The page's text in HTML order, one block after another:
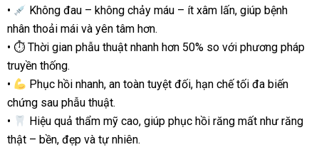
•
Không đau – không chảy máu – ít xâm lấn, giúp bệnh
nhân thoải mái và yên tâm hơn.
• ⏱ Thời gian phẫu thuật nhanh hơn 50% so với phương pháp
truyền thống.
•
Phục hồi nhanh, an toàn tuyệt đối, hạn chế tối đa biến
chứng sau phẫu thuật.
•
Hiệu quả thẩm mỹ cao, giúp phục hồi răng mất như răng
thật – bền, đẹp và tự nhiên.